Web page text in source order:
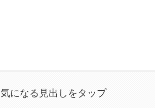
気になる見出しをタップ